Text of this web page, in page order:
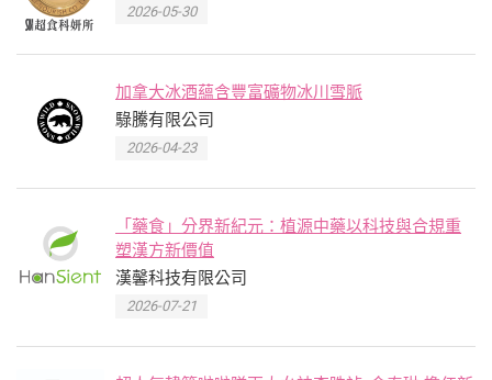
2026-05-30
加拿大冰酒蘊含豐富礦物冰川雪脈
騄騰有限公司
2026-04-23
「藥食」分界新紀元：植源中藥以科技與合規重
塑漢方新價值
漢馨科技有限公司
2026-07-21